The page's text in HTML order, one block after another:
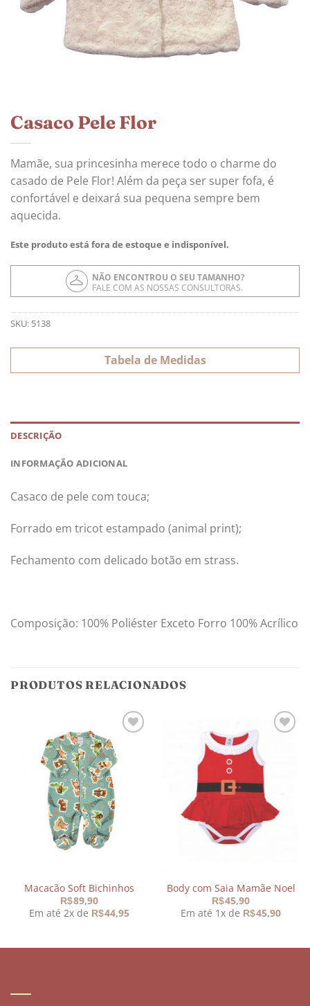
Casaco Pele Flor
Mamãe, sua princesinha merece todo o charme do
casado de Pele Flor! Além da peça ser super fofa, é
confortável e deixará sua pequena sempre bem
aquecida.
Este produto está fora de estoque e indisponível.
NÃO ENCONTROU O SEU TAMANHO?
FALE COM AS NOSSAS CONSULTORAS.
SKU: 5138
Tabela de Medidas
DESCRIÇÃO
INFORMAÇÃO ADICIONAL
Casaco de pele com touca;
Forrado em tricot estampado (animal print);
Fechamento com delicado botão em strass.
Composição: 100% Poliéster Exceto Forro 100% Acrílico
PRODUTOS RELACIONADOS
Adicionar
meus
desejos
Macacão Soft Bichinhos
R$89,90
Em até 2x de R$44,95
Adicionar
meus
desejos
Body com Saia Mamãe Noel
R$45,90
Em até 1x de R$45,90